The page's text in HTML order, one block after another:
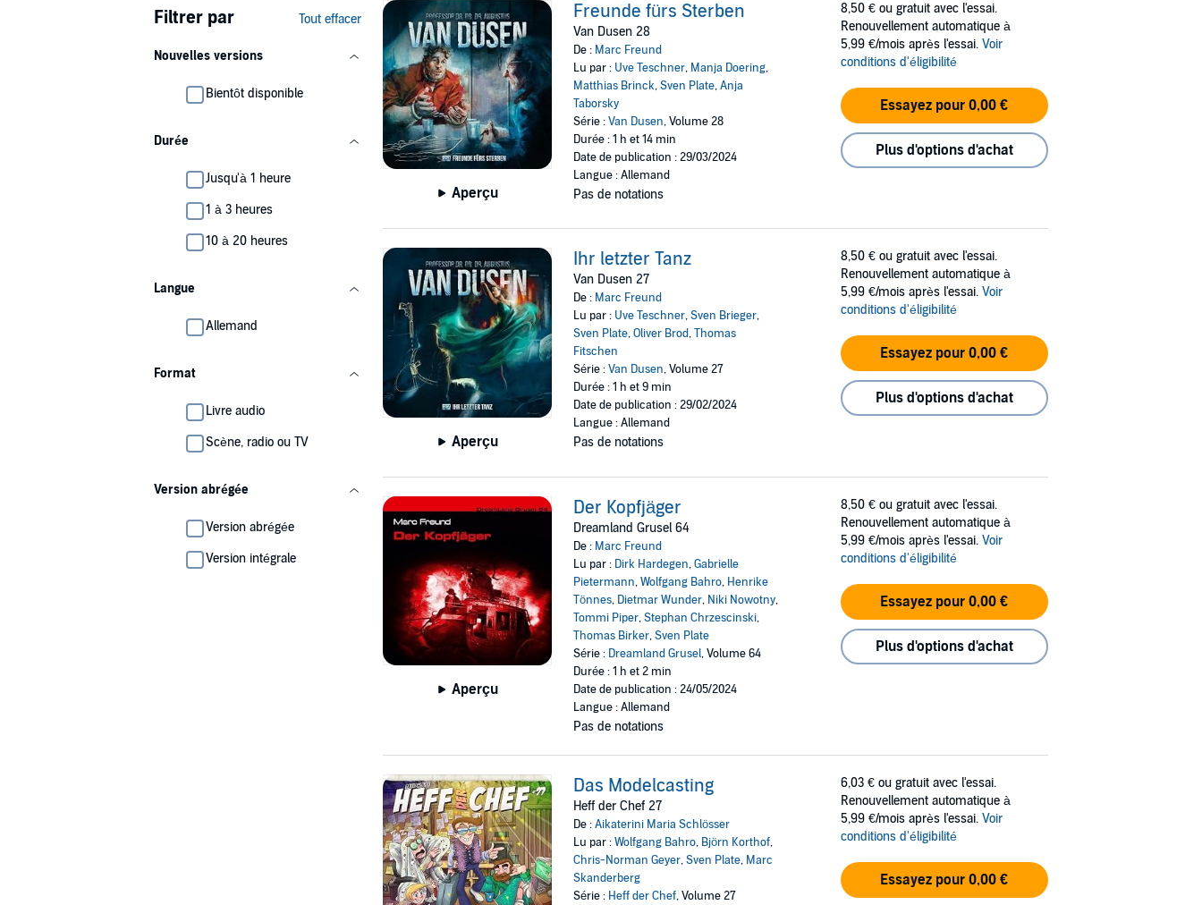
Filtrer par Tout effacer
Nouvelles versions
Bientôt disponible
Durée
Jusqu'à 1 heure
1 à 3 heures
10 à 20 heures
Langue
Allemand
Format
Livre audio
Scène, radio ou TV
Version abrégée
Version abrégée
Version intégrale
Aperçu
Freunde fürs Sterben
Van Dusen 28
De : Marc Freund
Lu par : Uve Teschner, Manja Doering,
Matthias Brinck,Sven Plate,Anja
Taborsky
Série :Van Dusen, Volume 28
Durée : 1 h et 14 min
Date de publication : 29/03/2024
Langue : Allemand
Pas de notations
8,50 € ou gratuit avec l'essai.
Renouvellement automatique à
5,99 €/mois après l'essai. Voir
conditions d'éligibilité
Essayez pour 0,00 €
Plus d'options d'achat
Aperçu
Ihr letzter Tanz
Van Dusen 27
De : Marc Freund
Lu par : Uve Teschner,Sven Brieger,
Sven Plate,Oliver Brod,Thomas
Fitschen
Série :Van Dusen, Volume 27
Durée : 1 h et 9 min
Date de publication : 29/02/2024
Langue : Allemand
Pas de notations
8,50 € ou gratuit avec l'essai.
Renouvellement automatique à
5,99 €/mois après l'essai. Voir
conditions d'éligibilité
Essayez pour 0,00 €
Plus d'options d'achat
Aperçu
Der Kopfjäger
Dreamland Grusel 64
De : Marc Freund
Lu par : Dirk Hardegen,Gabrielle
Pietermann,Wolfgang Bahro, Henrike
Tönnes, Dietmar Wunder, Niki Nowotny,
Tommi Piper,Stephan Chrzescinski,
Thomas Birker,Sven Plate
Série : Dreamland Grusel, Volume 64
Durée : 1 h et 2 min
Date de publication : 24/05/2024
Langue : Allemand
Pas de notations
8,50 € ou gratuit avec l'essai.
Renouvellement automatique à
5,99 €/mois après l'essai. Voir
conditions d'éligibilité
Essayez pour 0,00 €
Plus d'options d'achat
Das Modelcasting
Heff der Chef 27
De :Aikaterini Maria Schlösser
Lu par :Wolfgang Bahro, Björn Korthof,
Chris-Norman Geyer,Sven Plate, Marc
Skanderberg
Série : Heff der Chef, Volume 27
6,03 € ou gratuit avec l'essai.
Renouvellement automatique à
5,99 €/mois après l'essai. Voir
conditions d'éligibilité
Essayez pour 0,00 €